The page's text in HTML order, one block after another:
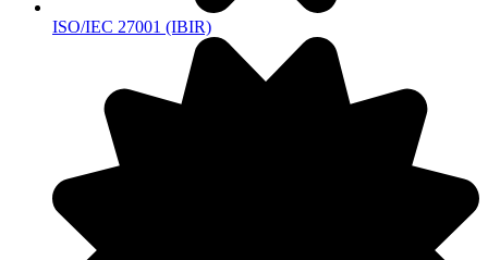
ISO/IEC 27001 (IBIR)